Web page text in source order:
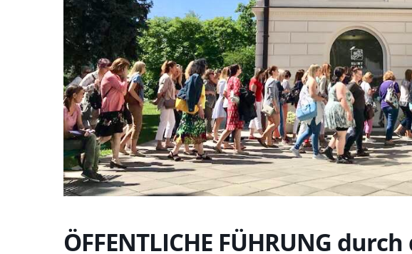
ÖFFENTLICHE FÜHRUNG